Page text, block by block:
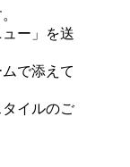
ー」を送
で添えて
イルのご